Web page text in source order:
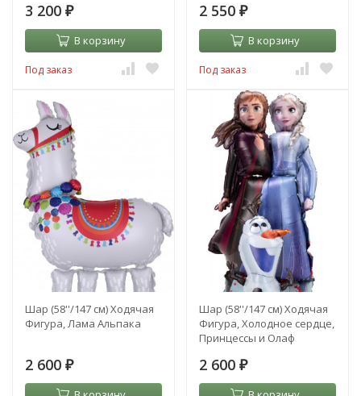
3 200 ₽
В корзину
Под заказ
2 550 ₽
В корзину
Под заказ
Шар (58''/147 см) Ходячая
Фигура, Лама Альпака
2 600 ₽
Шар (58''/147 см) Ходячая
Фигура, Холодное сердце,
Принцессы и Олаф
2 600 ₽